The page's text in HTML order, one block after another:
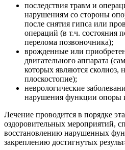
последствия травм и
нарушениям со стороны
после снятия гипса или
операций (в т.ч. состояния
перелома позвоночника);
врожденные или
двигательного аппарата
которых являются сколиоз,
плоскостопие);
неврологические
нарушения функции опоры
Лечение проводится в порядке
оздоровительных мероприятий,
восстановлению нарушенных
закреплению достигнутых